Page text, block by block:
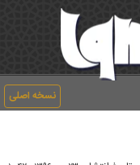
نسخه اصلی